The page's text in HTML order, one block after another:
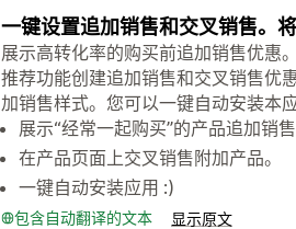
一键设置追加销售和交叉销售。
展示高转化率的购买前追加销售优惠
推荐功能创建追加销售和交叉销售优
加销售样式。您可以一键自动安装本应
展示“经常一起购买”的产品追加销售
在产品页面上交叉销售附加产品。
一键自动安装应用 :)
包含自动翻译的文本 显示原文